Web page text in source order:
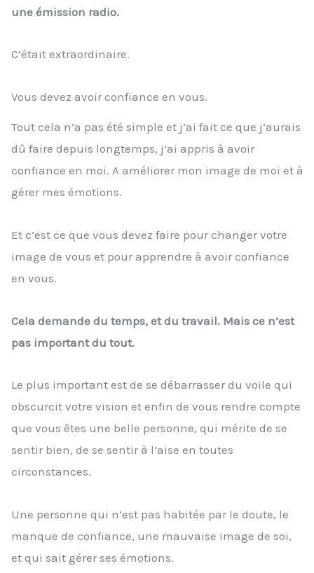
une émission radio.
C’était extraordinaire.
Vous devez avoir confiance en vous.
Tout cela n’a pas été simple et j’ai fait ce que j’aurais
dû faire depuis longtemps, j’ai appris à avoir
confiance en moi. A améliorer mon image de moi et à
gérer mes émotions.
Et c’est ce que vous devez faire pour changer votre
image de vous et pour apprendre à avoir confiance
en vous.
Cela demande du temps, et du travail. Mais ce n’est
pas important du tout.
Le plus important est de se débarrasser du voile qui
obscurcit votre vision et enfin de vous rendre compte
que vous êtes une belle personne, qui mérite de se
sentir bien, de se sentir à l’aise en toutes
circonstances.
Une personne qui n’est pas habitée par le doute, le
manque de confiance, une mauvaise image de soi,
et qui sait gérer ses émotions.